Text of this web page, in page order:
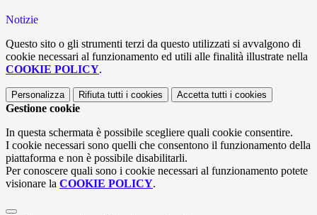
Notizie
Questo sito o gli strumenti terzi da questo utilizzati si avvalgono di
cookie necessari al funzionamento ed utili alle finalità illustrate nella
COOKIE POLICY.
Personalizza Rifiuta tutti i cookies Accetta tutti i cookies
Gestione cookie
In questa schermata è possibile scegliere quali cookie consentire.
I cookie necessari sono quelli che consentono il funzionamento della
piattaforma e non è possibile disabilitarli.
Per conoscere quali sono i cookie necessari al funzionamento potete
visionare la COOKIE POLICY.